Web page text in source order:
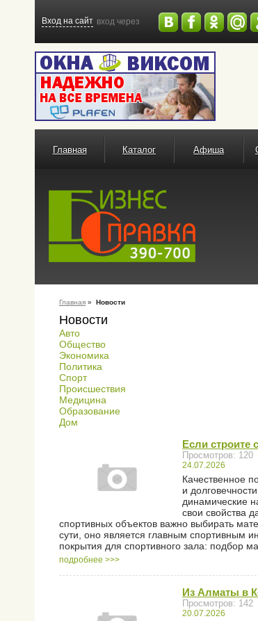
Вход на сайт вход через
Главная Каталог Афиша
Главная » Новости
Новости
Авто
Общество
Экономика
Политика
Спорт
Происшествия
Медицина
Образование
Дом
Если строите
Просмотров: 120
24.07.2026
Качественное
и
динамические
свои свойства
спортивных объектов важно выбирать
сути, оно является главным спортивным
покрытия для спортивного зала: подбор
подробнее >>>
Из Алматы в
Просмотров: 142
20.07.2026